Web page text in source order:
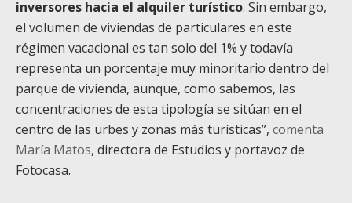
inversores hacia el alquiler turístico. Sin embargo,
el volumen de viviendas de particulares en este
régimen vacacional es tan solo del 1% y todavía
representa un porcentaje muy minoritario dentro del
parque de vivienda, aunque, como sabemos, las
concentraciones de esta tipología se sitúan en el
centro de las urbes y zonas más turísticas”, comenta
María Matos, directora de Estudios y portavoz de
Fotocasa.